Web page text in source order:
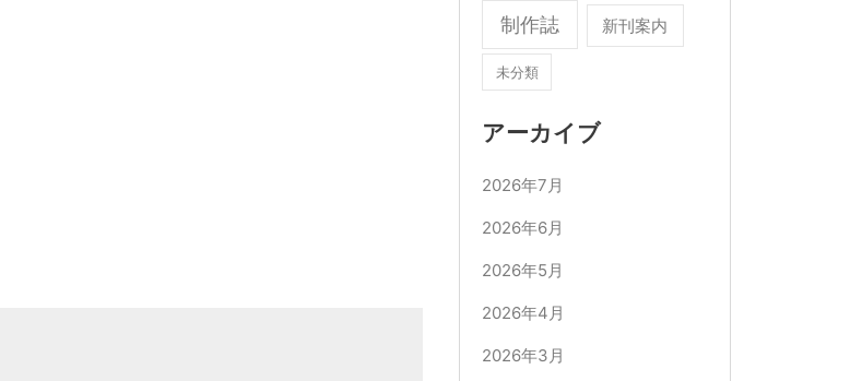
制作誌 新刊案内
未分類
アーカイブ
2026年7月
2026年6月
2026年5月
2026年4月
2026年3月